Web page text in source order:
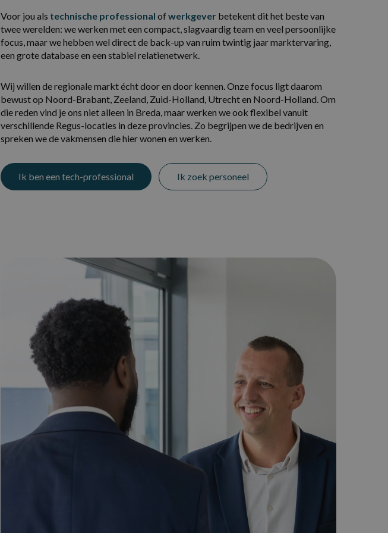
Voor jou als technische professional of werkgever betekent dit het beste van
twee werelden: we werken met een compact, slagvaardig team en veel persoonlijke
focus, maar we hebben wel direct de back-up van ruim twintig jaar marktervaring,
een grote database en een stabiel relatienetwerk.
Wij willen de regionale markt écht door en door kennen. Onze focus ligt daarom
bewust op Noord-Brabant, Zeeland, Zuid-Holland, Utrecht en Noord-Holland. Om
die reden vind je ons niet alleen in Breda, maar werken we ook flexibel vanuit
verschillende Regus-locaties in deze provincies. Zo begrijpen we de bedrijven en
spreken we de vakmensen die hier wonen en werken.
Ik ben een tech-professional Ik zoek personeel